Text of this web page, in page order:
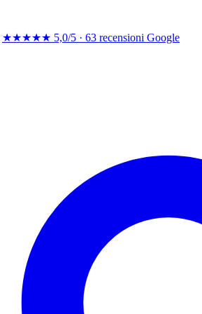
★★★★★ 5,0/5 · 63 recensioni Google